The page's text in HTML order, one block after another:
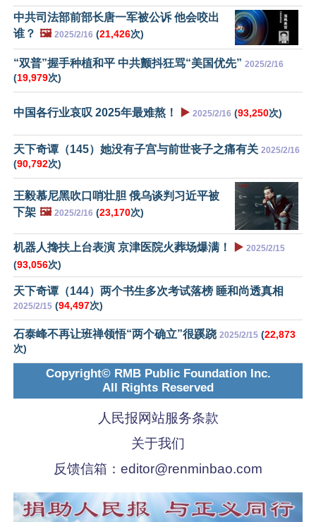
中共司法部前部长唐一军被公诉 他会咬出
谁？ 🖼️ 2025/2/16 (21,426次)
“双普”握手种植和平 中共颤抖狂骂“美国优先” 2025/2/16
(19,979次)
中国各行业哀叹 2025年最难熬！ ▶️ 2025/2/16 (93,250次)
天下奇谭（145）她没有子宫与前世丧子之痛有关 2025/2/16
(90,792次)
王毅慕尼黑吹口哨壮胆 俄乌谈判习近平被
下架 🖼️ 2025/2/16 (23,170次)
机器人搀扶上台表演 京津医院火葬场爆满！ ▶️ 2025/2/15
(93,056次)
天下奇谭（144）两个书生多次考试落榜 睡和尚透真相
2025/2/15 (94,497次)
石泰峰不再让班禅领悟“两个确立”很蹊跷 2025/2/15 (22,873
次)
Copyright© RMB Public Foundation Inc.
All Rights Reserved
人民报网站服务条款
关于我们
反馈信箱： editor@renminbao.com